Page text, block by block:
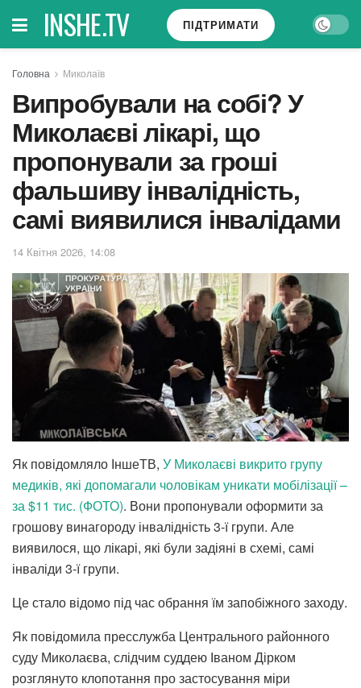
INSHE.TV ПІДТРИМАТИ
Головна Миколаїв
Випробували на собі? У
Миколаєві лікарі, що
пропонували за гроші
фальшиву інвалідність,
самі виявилися інвалідами
14 Квітня 2026, 14:08
Як повідомляло ІншеТВ, У Миколаєві викрито групу
медиків, які допомагали чоловікам уникати мобілізації –
за $11 тис. (ФОТО). Вони пропонували оформити за
грошову винагороду інвалідність 3-ї групи. Але
виявилося, що лікарі, які були задіяні в схемі, самі
інваліди 3-ї групи.
Це стало відомо під час обрання їм запобіжного заходу.
Як повідомила пресслужба Центрального районного
суду Миколаєва, слідчим суддею Іваном Дірком
розглянуто клопотання про застосування міри